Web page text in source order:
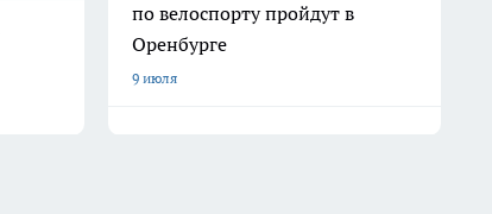
по велоспорту пройдут в
Оренбурге
9 июля